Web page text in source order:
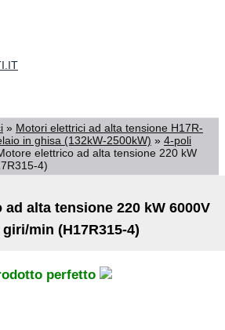
» Motori elettrici ad alta tensione H17R-
in ghisa (132kW-2500kW) » 4-poli
elettrico ad alta tensione 220 kW
4)
alta tensione 220 kW 6000V
giri/min (H17R315-4)
perfetto